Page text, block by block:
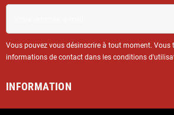
Vous pouvez vous désinscrire à tout moment. Vous
informations de contact dans les conditions
INFORMATION